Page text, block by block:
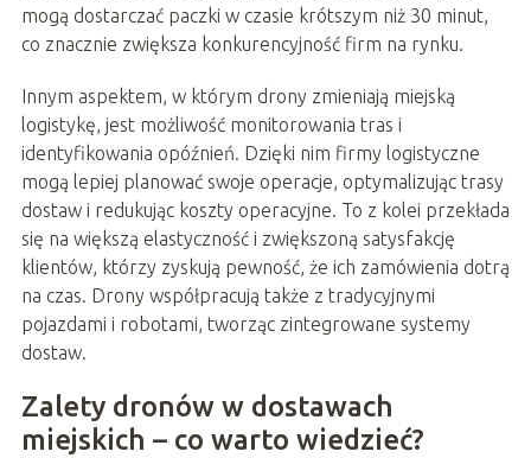
mogą dostarczać paczki w czasie krótszym niż 30 minut,
co znacznie zwiększa konkurencyjność firm na rynku.
Innym aspektem, w którym drony zmieniają miejską
logistykę, jest możliwość monitorowania tras i
identyfikowania opóźnień. Dzięki nim firmy logistyczne
mogą lepiej planować swoje operacje, optymalizując trasy
dostaw i redukując koszty operacyjne. To z kolei przekłada
się na większą elastyczność i zwiększoną satysfakcję
klientów, którzy zyskują pewność, że ich zamówienia dotrą
na czas. Drony współpracują także z tradycyjnymi
pojazdami i robotami, tworząc zintegrowane systemy
dostaw.
Zalety dronów w dostawach
miejskich – co warto wiedzieć?